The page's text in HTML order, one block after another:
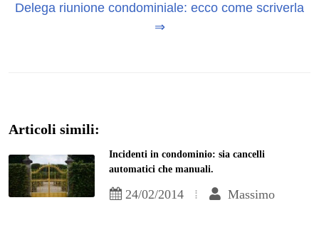
Delega riunione condominiale: ecco come scriverla
⇒
Articoli simili:
Incidenti in condominio: sia cancelli
automatici che manuali.
24/02/2014 Massimo